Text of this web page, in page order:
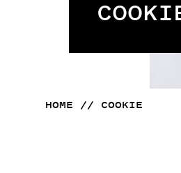
HOME // COOKIE